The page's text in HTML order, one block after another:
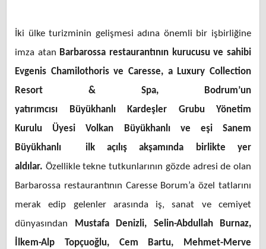
İki ülke turizminin gelişmesi adına önemli bir işbirliğine
imza atan Barbarossa restaurantının kurucusu ve sahibi
Evgenis Chamilothoris ve Caresse, a Luxury Collection
Resort & Spa, Bodrum’un
yatırımcısı Büyükhanlı Kardeşler Grubu Yönetim
Kurulu Üyesi Volkan Büyükhanlı ve eşi Sanem
Büyükhanlı ilk açılış akşamında birlikte yer
aldılar. Özellikle tekne tutkunlarının gözde adresi de olan
Barbarossa restaurantının Caresse Borum’a özel tatlarını
merak edip gelenler arasında iş, sanat ve cemiyet
dünyasından
Mustafa Denizli, Selin-Abdullah Burnaz,
İlkem-Alp Topçuoğlu, Cem Bartu, Mehmet-Merve